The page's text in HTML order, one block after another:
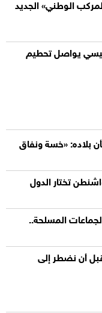
الوطني» الجديد
يواصل تحطيم
بلاده: «خسة ونفاق
تختار الدول
المسلحة..
أن نضطر إلى